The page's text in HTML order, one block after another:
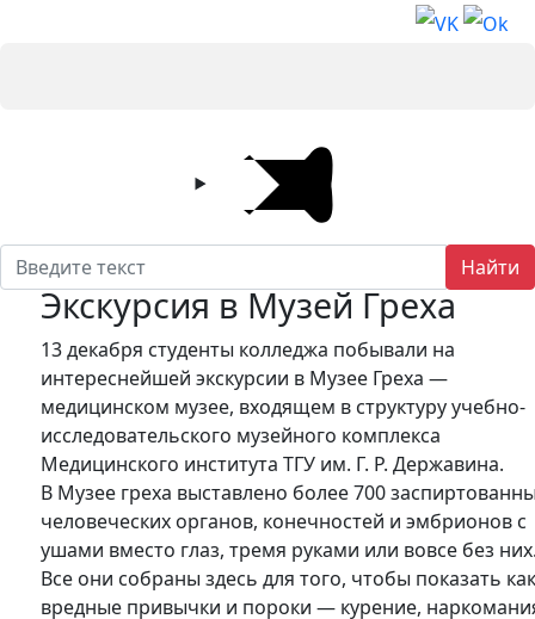
Найти
Экскурсия в Музей Греха
13 декабря студенты колледжа побывали на
интереснейшей экскурсии в Музее Греха —
медицинском музее, входящем в структуру учебно-
исследовательского музейного комплекса
Медицинского института ТГУ им. Г. Р. Державина.
В Музее греха выставлено более 700
человеческих органов, конечностей и эмбрионов с
ушами вместо глаз, тремя руками или вовсе без
Все они собраны здесь для того, чтобы показать
вредные привычки и пороки — курение,